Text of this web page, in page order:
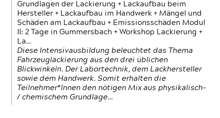
Grundlagen der Lackierung + Lackaufbau beim
Hersteller + Lackaufbau im Handwerk + Mängel und
Schäden am Lackaufbau + Emissionsschäden Modul
II: 2 Tage in Gummersbach + Workshop Lackierung +
La…
Diese Intensivausbildung beleuchtet das Thema
Fahrzeuglackierung aus den drei üblichen
Blickwinkeln. Der Labortechnik, dem Lackhersteller
sowie dem Handwerk. Somit erhalten die
Teilnehmer*Innen den nötigen Mix aus physikalisch-
/ chemischem Grundlage…